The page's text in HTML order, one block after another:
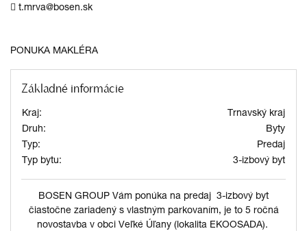
t.mrva@bosen.sk
PONUKA MAKLÉRA
Základné informácie
Kraj:
Trnavský kraj
Druh:
Byty
Typ:
Predaj
Typ bytu:
3-izbový byt
BOSEN GROUP Vám ponúka na predaj 3-izbový byt
čiastočne zariadený s vlastným parkovaním, je to 5 ročná
novostavba v obci Veľké Úľany (lokalita EKOOSADA).